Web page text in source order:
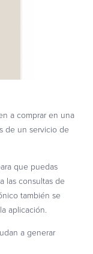
a comprar en una
de un servicio de
que puedas
las consultas de
también se
aplicación.
a generar